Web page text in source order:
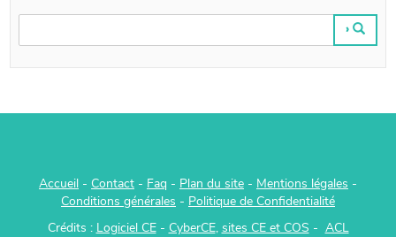
Accueil - Contact - Faq - Plan du site - Mentions légales -
Conditions générales - Politique de Confidentialité
Crédits : Logiciel CE- CyberCE, sites CE et COS - ACL